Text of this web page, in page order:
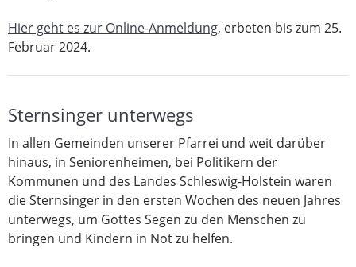
Hier geht es zur Online-Anmeldung, erbeten bis zum 25.
Februar 2024.
Sternsinger unterwegs
In allen Gemeinden unserer Pfarrei und weit darüber
hinaus, in Seniorenheimen, bei Politikern der
Kommunen und des Landes Schleswig-Holstein waren
die Sternsinger in den ersten Wochen des neuen Jahres
unterwegs, um Gottes Segen zu den Menschen zu
bringen und Kindern in Not zu helfen.